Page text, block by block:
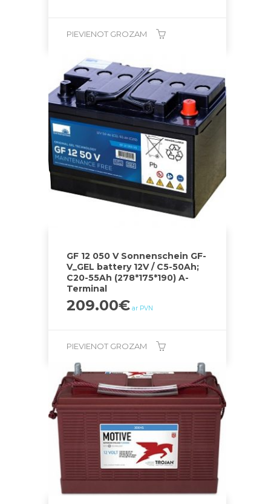
PIEVIENOT GROZAM
GF 12 050 V Sonnenschein GF-
V_GEL battery 12V / C5-50Ah;
C20-55Ah (278*175*190) A-
Terminal
209.00€ ar PVN
PIEVIENOT GROZAM